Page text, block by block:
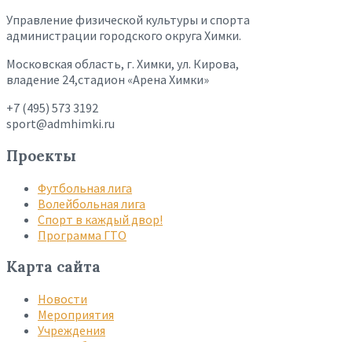
Управление физической культуры и спорта
администрации городского округа Химки.
Московская область, г. Химки, ул. Кирова,
владение 24,стадион «Арена Химки»
+7 (495) 573 3192
sport@admhimki.ru
Проекты
Футбольная лига
Волейбольная лига
Спорт в каждый двор!
Программа ГТО
Карта сайта
Новости
Мероприятия
Учреждения